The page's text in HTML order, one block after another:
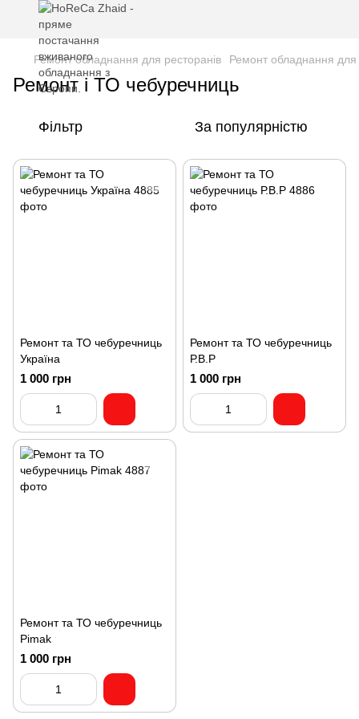
Ремонт обладнання для ресторанів Ремонт обладнання
Ремонт і ТО чебуречниць
Фільтр За популярністю
Ремонт та ТО чебуречниць
Україна
1 000 грн
Ремонт та ТО чебуречниць
Р.В.Р
1 000 грн
Ремонт та ТО чебуречниць
Pimak
1 000 грн